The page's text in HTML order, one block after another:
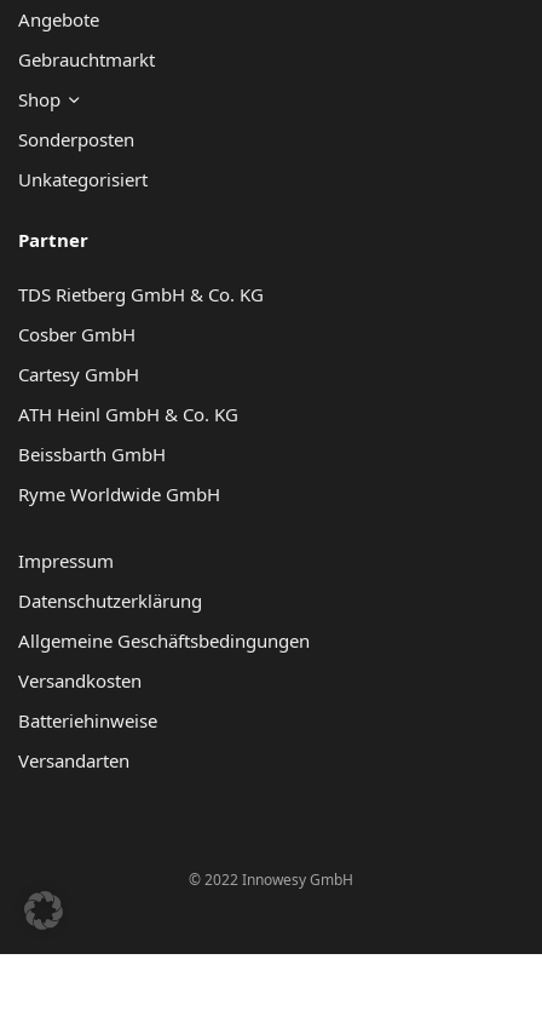
Angebote
Gebrauchtmarkt
Shop
Sonderposten
Unkategorisiert
Partner
TDS Rietberg GmbH & Co. KG
Cosber GmbH
Cartesy GmbH
ATH Heinl GmbH & Co. KG
Beissbarth GmbH
Ryme Worldwide GmbH
Impressum
Datenschutzerklärung
Allgemeine Geschäftsbedingungen
Versandkosten
Batteriehinweise
Versandarten
© 2022 Innowesy GmbH